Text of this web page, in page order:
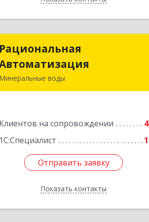
Рациональная
Минеральные воды
Клиентов на сопровождении
4
1С:Специалист
1
Отправить заявку
Показать контакты
Рациональная
Автоматизация
домовладение № 9, корпус 1
Отправить заявку
Назад